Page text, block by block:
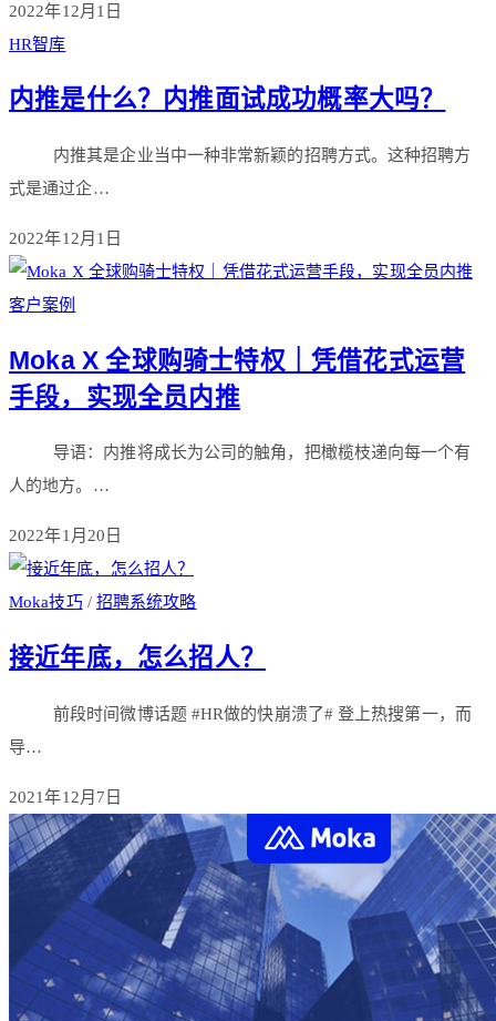
2022年12月1日
HR智库
内推是什么？内推面试成功概率大吗？
内推其是企业当中一种非常新颖的招聘方式。这种招聘方
式是通过企…
2022年12月1日
客户案例
Moka X 全球购骑士特权｜凭借花式运营
手段，实现全员内推
导语：内推将成长为公司的触角，把橄榄枝递向每一个有
人的地方。…
2022年1月20日
Moka技巧 / 招聘系统攻略
接近年底，怎么招人？
​前段时间微博话题 #HR做的快崩溃了# 登上热搜第一，而
导…
2021年12月7日